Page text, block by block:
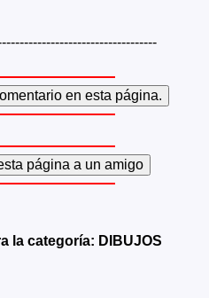
la categoría: DIBUJOS